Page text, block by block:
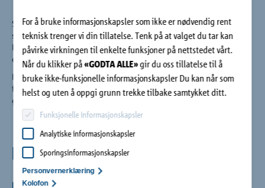
For å bruke informasjonskapsler som ikke er nødvendig rent
teknisk trenger vi din tillatelse. Tenk på at valget du tar kan
påvirke virkningen til enkelte funksjoner på nettstedet vårt.
Når du klikker på«GODTA ALLE»gir du oss tillatelse til å
bruke ikke-funksjonelle informasjonskapsler Du kan når som
helst og uten å oppgi grunn trekke tilbake samtykket ditt.
Funksjonelle informasjonskapsler
Analytiske informasjonskapsler
Sporingsinformasjonskapsler
Personvernerklæring
Kolofon
Schöck Isokorb® XT type F integreres enkelt i armeringen og
sørger for et vertikalt termisk skille av bygningsdelene.
Elementet gir arkitekter og konstruktører full designfrihet til å
designe slanke parapeter.
Isokorb® XT type F-elementene leveres som standard i høyder
fra 160 t.o.m. 250 mm. Vår Byggteknikkavdeling støtter deg
gjerne hvis du trenger skreddersydde løsninger.
Fokuspunkter